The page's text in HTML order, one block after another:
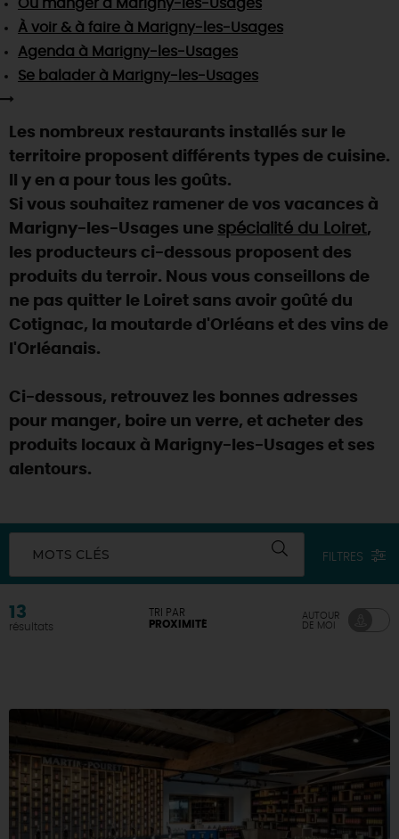
TOUTES LES ACTIVITÉS
Visitesgourmandesetcréatives
Vins etvignobles
Chic,une aire de pique-nique
Par ici lesguinguettes
La Route desMétiers d'Art
TOUT L'ART DE VIVRE
Des vacances auprès des animaux 🐎
(re)Découvrir les coulisses de la Faïencerie de
Gien !
Une saison de festivals 🎉
Rendez-vous de la nature en 2026
Programme des animations "Loiret au fil de l'eau"
Où sortir ?
DEMAIN
SE REPÉRER,SE DÉPLACER
INFOS & SERVICES
Où manger à Marigny-les-Usages
À voir & à faire à Marigny-les-Usages
Agenda à Marigny-les-Usages
Se balader à Marigny-les-Usages
Les nombreux restaurants installés sur le
territoire proposent différents types de cuisine.
Il y en a pour tous les goûts.
Si vous souhaitez ramener de vos vacances à
Marigny-les-Usages une spécialité du Loiret,
les producteurs ci-dessous proposent des
produits du terroir. Nous vous conseillons de
ne pas quitter le Loiret sans avoir goûté du
Cotignac, la moutarde d'Orléans et des vins de
l'Orléanais.
Ci-dessous, retrouvez les bonnes adresses
pour manger, boire un verre, et acheter des
produits locaux à Marigny-les-Usages et ses
alentours.
MOTS CLÉS FILTRES
13
résultats
TRI PAR
PROXIMITÉ
AUTOUR
DE MOI